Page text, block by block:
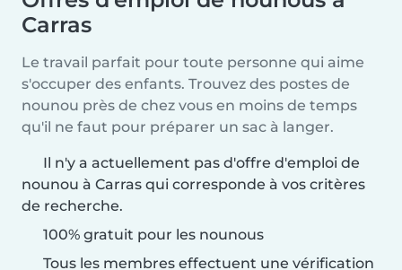
Carras
Le travail parfait pour toute personne qui aime
s'occuper des enfants. Trouvez des postes de
nounou près de chez vous en moins de temps
qu'il ne faut pour préparer un sac à langer.
Il n'y a actuellement pas d'offre d'emploi de
nounou à Carras qui corresponde à vos critères
de recherche.
100% gratuit pour les nounous
Tous les membres effectuent une vérification